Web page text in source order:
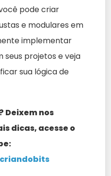
pode criar
e modulares em
implementar
seus projetos e veja
sua lógica de
Deixem nos
dicas, acesse o